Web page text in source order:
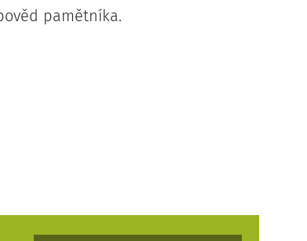
pamětníka.